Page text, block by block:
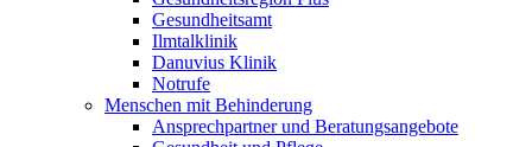
Gesundheitsamt
Ilmtalklinik
Danuvius Klinik
Notrufe
Menschen mit Behinderung
Ansprechpartner und Beratungsangebote